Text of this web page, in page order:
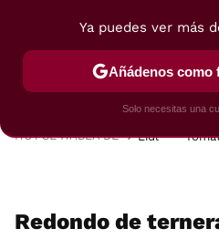
POSTRES VIAJES
HOY SE HABLA DE Lidl
Redondo de
Ya puedes ver más
Añádenos como
Solo necesitas una